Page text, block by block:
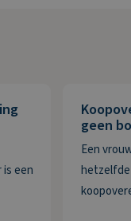
een
geen
Een
hetzelfde